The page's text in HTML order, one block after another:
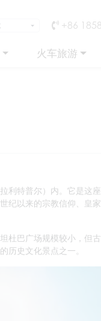
+86
火车旅游
利特普尔）内。它是这
纪以来的宗教信仰、皇
杜巴广场规模较小，但
历史文化景点之一。